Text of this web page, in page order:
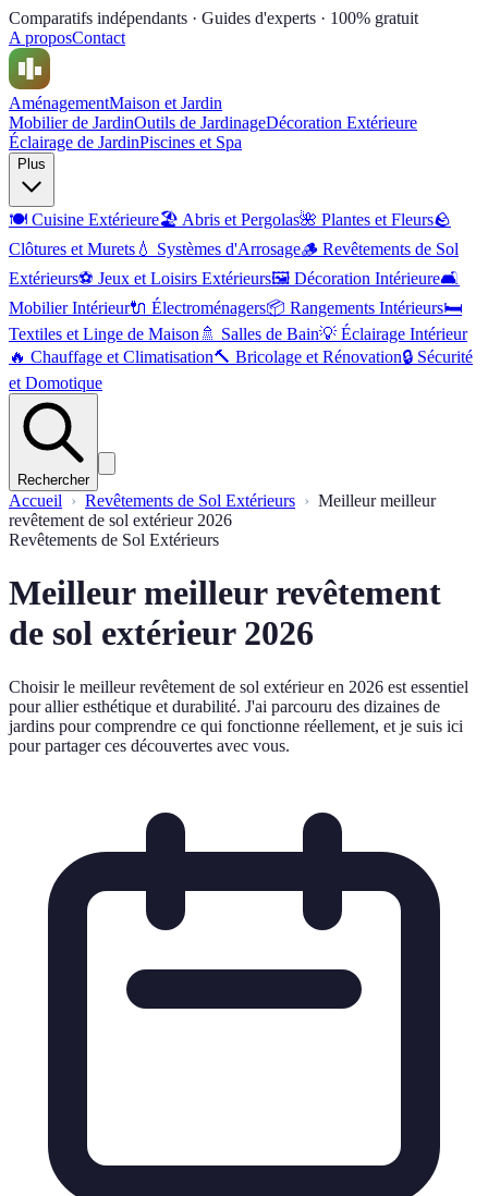
Comparatifs indépendants · Guides d'experts · 100% gratuit
A proposContact
AménagementMaison et Jardin
Mobilier de JardinOutils de JardinageDécoration Extérieure
Éclairage de JardinPiscines et Spa
Plus
🍽️ Cuisine Extérieure🏖️ Abris et Pergolas🌺 Plantes et Fleurs🪨
Clôtures et Murets 💧 Systèmes d'Arrosage🪵 Revêtements de Sol
Extérieurs⚽ Jeux et Loisirs Extérieurs🖼️ Décoration Intérieure🛋️
Mobilier Intérieur🔌 Électroménagers📦 Rangements Intérieurs🛏️
Textiles et Linge de Maison 🚿 Salles de Bain💡 Éclairage Intérieur
🔥 Chauffage et Climatisation🔨 Bricolage et Rénovation🔒 Sécurité
et Domotique
Rechercher
Accueil Revêtements de Sol Extérieurs
Meilleur meilleur
revêtement de sol extérieur 2026
Revêtements de Sol Extérieurs
Meilleur meilleur revêtement
de sol extérieur 2026
Choisir le meilleur revêtement de sol extérieur en 2026 est essentiel
pour allier esthétique et durabilité. J'ai parcouru des dizaines de
jardins pour comprendre ce qui fonctionne réellement, et je suis ici
pour partager ces découvertes avec vous.